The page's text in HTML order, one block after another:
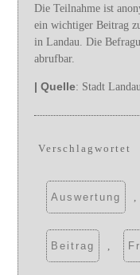
Die Teilnahme ist
ein wichtiger Beitrag
in Landau. Die
abrufbar.
| Quelle: Stadt
Verschlagwortet
Auswertung
Beitrag